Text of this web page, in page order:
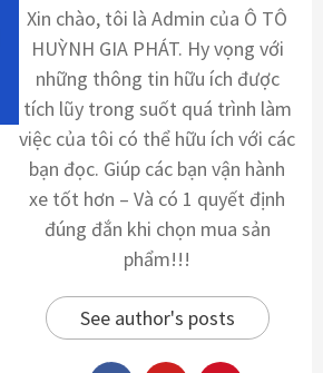
Xin chào, tôi là Admin của Ô TÔ
HUỲNH GIA PHÁT. Hy vọng với
những thông tin hữu ích được
tích lũy trong suốt quá trình làm
việc của tôi có thể hữu ích với các
bạn đọc. Giúp các bạn vận hành
xe tốt hơn – Và có 1 quyết định
đúng đắn khi chọn mua sản
phẩm!!!
See author's posts